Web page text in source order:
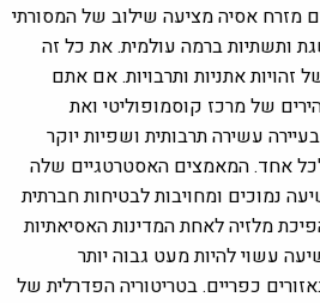
מזרח אסיה מציעה שילוב של המסורתי
ותשתיות ברמה עולמית. את כל זה
זהויות אתניות ותרבויות. אם אתם
של מרכז קוסמופוליטי ואת
עשירה תרבותית ושפיות יוקר
אחד.המאמצים האסטרטגיים שלה
נמוכים ומחויבות לבטיחות חברתית
מלזיה לאחת המדינות האסיאתיות
עשוי להיות מעט גבוה יותר
כפריים. בטריטוריה הפדרלית של